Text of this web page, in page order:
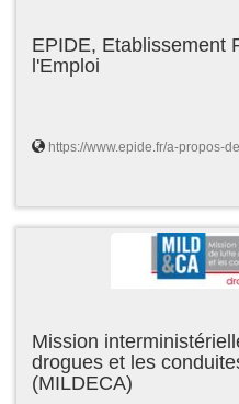
EPIDE, Etablissement
l'Emploi
https://www.epide.fr/a-propos-
Mission
drogues et les
(MILDECA)